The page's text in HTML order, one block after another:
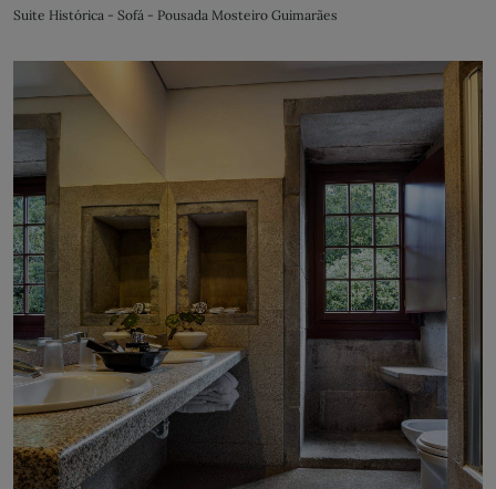
Suite Histórica - Sofá - Pousada Mosteiro Guimarães